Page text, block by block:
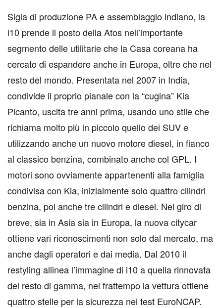
Sigla di produzione PA e assemblaggio indiano, la
i10 prende il posto della Atos nell’importante
segmento delle utilitarie che la Casa coreana ha
cercato di espandere anche in Europa, oltre che nel
resto del mondo. Presentata nel 2007 in India,
condivide il proprio pianale con la “cugina” Kia
Picanto, uscita tre anni prima, usando uno stile che
richiama molto più in piccolo quello dei SUV e
utilizzando anche un nuovo motore diesel, in fianco
al classico benzina, combinato anche col GPL. I
motori sono ovviamente appartenenti alla famiglia
condivisa con Kia, inizialmente solo quattro cilindri
benzina, poi anche tre cilindri e diesel. Nel giro di
breve, sia in Asia sia in Europa, la nuova citycar
ottiene vari riconoscimenti non solo dal mercato, ma
anche dagli operatori e dai media. Dal 2010 il
restyling allinea l’immagine di i10 a quella rinnovata
del resto di gamma, nel frattempo la vettura ottiene
quattro stelle per la sicurezza nei test EuroNCAP.